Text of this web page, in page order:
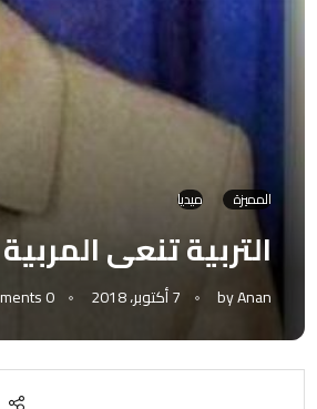
المميزة ميديا
التربية تنعى
byAnan 7 أكتوبر، 2018 0 comments